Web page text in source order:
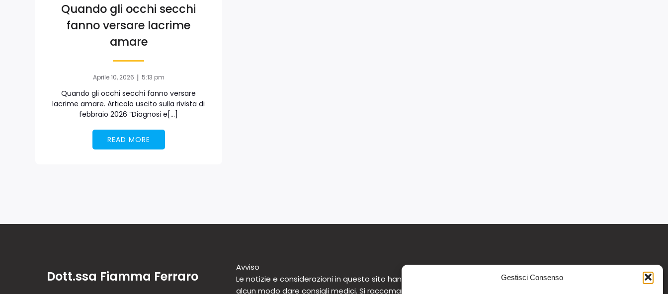
Gestisci Consenso
Quando gli occhi secchi
fanno versare lacrime
amare
Aprile 10, 2026 | 5:13 pm
Quando gli occhi secchi fanno versare
lacrime amare. Articolo uscito sulla rivista di
febbraio 2026 “Diagnosi e[…]
READ MORE
Dott.ssa Fiamma Ferraro
Avviso
Le notizie e considerazioni in questo sito hanno carattere informativo generale e non intendono in
alcun modo dare consigli medici. Si raccomanda di non intraprendere o interrompere alcuna terapia o